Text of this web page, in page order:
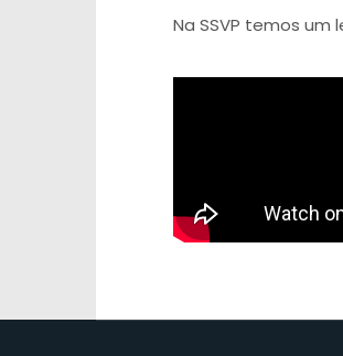
Na SSVP temos um